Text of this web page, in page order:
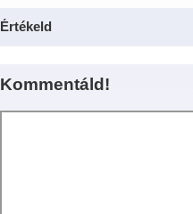
Értékeld
Kommentáld!